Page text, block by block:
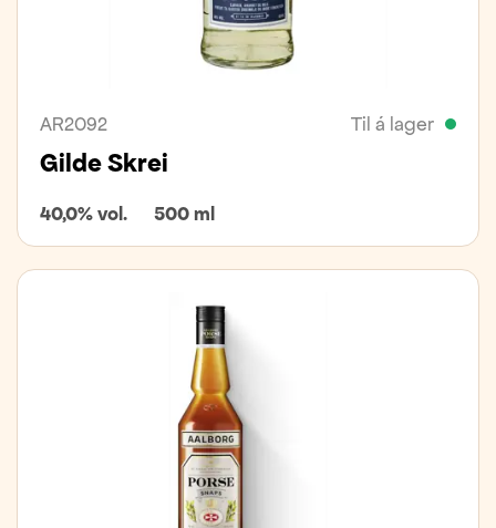
AR2092 Til á lager
Gilde Skrei
40,0% vol. 500 ml